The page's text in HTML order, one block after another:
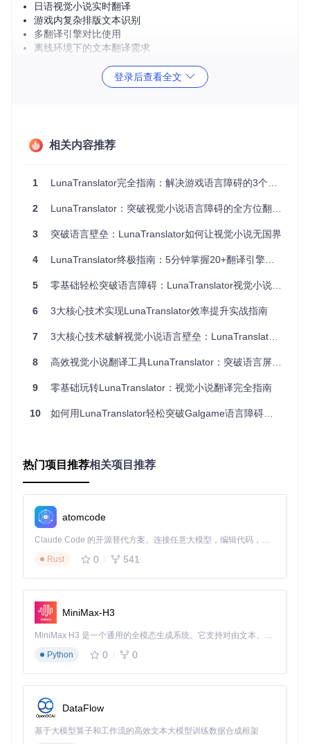
日语视觉小说实时翻译
游戏内复杂排版文本识别
多翻译引擎对比使用
离线环境下的文本翻译需求
💡 效率提示：开始前建议检查系统是否已安装Python 3.8
python --version 命令验证
LunaTranslator凭借三大核心优势成为视觉小说翻译的首选工
具：
的视觉小说场景。其中HOOK功能可直接捕获游戏内存中的文
整合了百度、腾讯、DeepL等10+主流翻译引擎，支持在线/离
线模式切换，满足不同网络环境下的翻译需求。
快，对游戏性能影响极小。
⚙️ 分步实施：三步搞定安装配置
第一步：获取项目文件
wget https://gitcode.com/GitHub_Trending/lu/
unzip LunaTranslator-master.zip
第二步：安装依赖环境
执行以下命令安装所需依赖，建议使用国内镜像源提高下载速
第三步：基础配置
复制配置模板并修改为个人需求：
基础配置示例（YAML格式）：
ocr:
engine: tesseract
登录后查看全文
相关内容推荐
1 LunaTranslator完全指南：解决游戏语言障碍的3个创新方案
2 LunaTranslator：突破视觉小说语言障碍的全方位翻译工具
3 突破语言壁垒：LunaTranslator如何让视觉小说无国界
4 LunaTranslator终极指南：5分钟掌握20+翻译引擎的游戏翻译神器
5 零基础轻松突破语言障碍：LunaTranslator视觉小说翻译工具实战指南
6 3大核心技术实现LunaTranslator效率提升实战指南
7 3大核心技术破解视觉小说语言壁垒：LunaTranslator全场景应用指南
8 高效视觉小说翻译工具LunaTranslator：突破语言屏障的游戏体验增强指南
9 零基础玩转LunaTranslator：视觉小说翻译完全指南
10 如何用LunaTranslator轻松突破Galgame语言障碍：5步掌握游戏翻译工具
热门项目推荐相关项目推荐
atomcode
Claude Code 的开源替代方案。连接任意大模型，编辑代码，运行命令，自动验证 — 全自动执行。用 Rust 构建，极致性能。 ｜ An open-source alternative to Claude Code. Connect any LLM, edit code, run commands, and verify changes — autonomously. Built in Rust for speed. Get Started
Rust
0 541
MiniMax-H3
MiniMax H3 是一个通用的全模态生成系统。它支持对由文本、图像、视频和音频组成的多模态上下文进行统一理解，并能生成分辨率高达 2K、时长可达 15 秒的带原生立体声音频的视频。得益于面向任务泛化的系统设计，H3 在预训练阶段就已具备广泛的多模态上下文理解与生成能力，能够出色地执行复杂的多模态指令。
Python
0 0
DataFlow
基于大模型算子和工作流的高效文本大模型训练数据合成框架